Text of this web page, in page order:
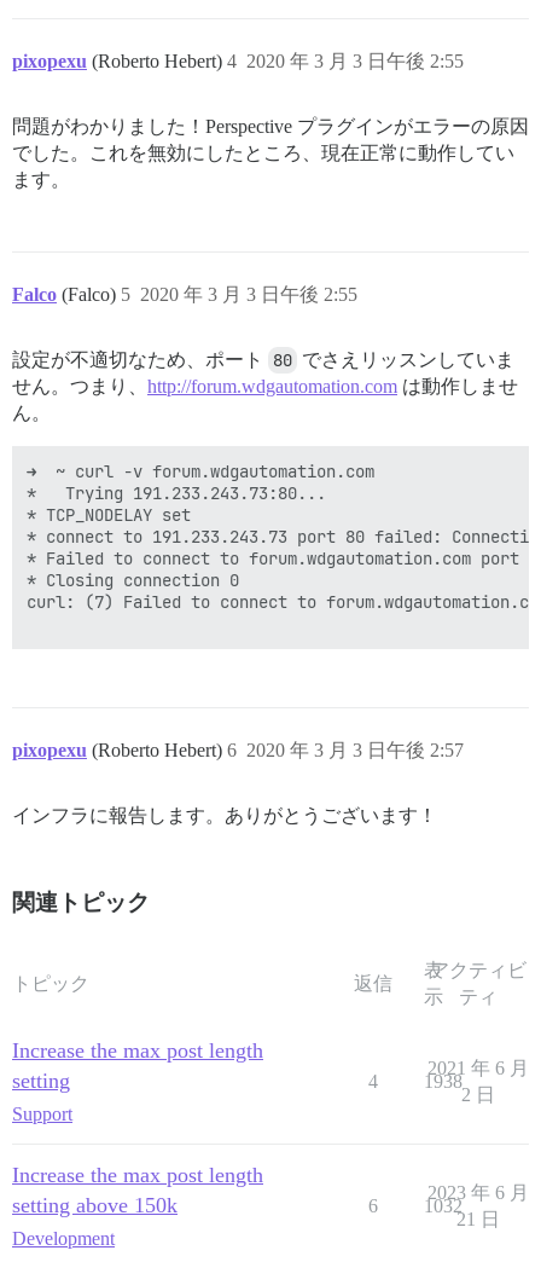
pixopexu (Roberto Hebert) 2020 年 3 月 3 日午後 2:55
4
問題がわかりました！Perspective プラグインがエラーの原因
でした。これを無効にしたところ、現在正常に動作してい
ます。
Falco (Falco) 2020 年 3 月 3 日午後 2:55
5
設定が不適切なため、ポート 80 でさえリッスンしていま
せん。つまり、 http://forum.wdgautomation.com は動作しませ
ん。
➜  ~ curl -v forum.wdgautomation.com
*   Trying 191.233.243.73:80...
* TCP_NODELAY set
* connect to 191.233.243.73 port 80 failed:
* Failed to connect to forum.wdgautomation.com port
* Closing connection 0
curl: (7) Failed to connect to
pixopexu (Roberto Hebert) 2020 年 3 月 3 日午後 2:57
6
インフラに報告します。ありがとうございます！
関連トピック
トピック 返信
表
示
アクティビ
ティ
Increase the max post length
setting
Support
4 1938
2021 年 6 月
2 日
Increase the max post length
setting above 150k
Development
6 1032
2023 年 6 月
21 日